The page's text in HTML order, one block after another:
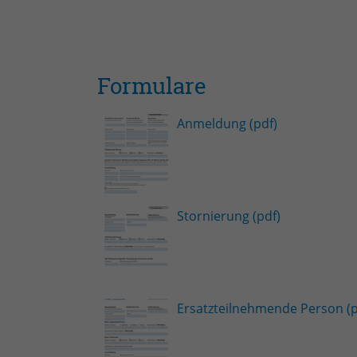
Formulare
Anmeldung (pdf)
Stornierung (pdf)
Ersatzteilnehmende Person